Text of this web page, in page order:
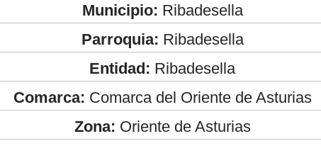
Municipio: Ribadesella
Parroquia: Ribadesella
Entidad: Ribadesella
Comarca: Comarca del Oriente de Asturias
Zona: Oriente de Asturias